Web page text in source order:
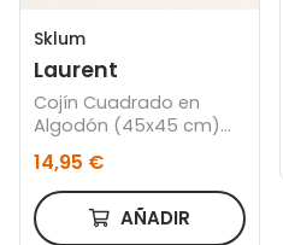
Sklum
Laurent
Cojín Cuadrado en
Algodón (45x45 cm)
14,95 €
AÑADIR